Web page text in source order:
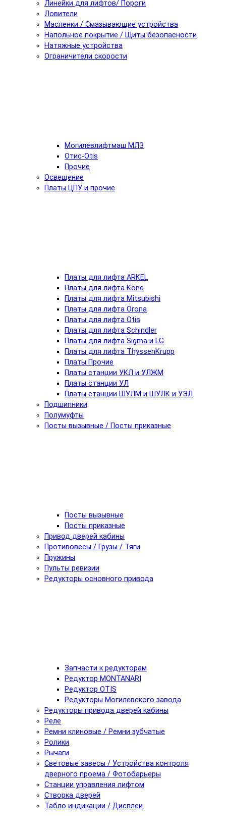
Линейки для лифтов/ Пороги
Ловители
Масленки / Смазывающие устройства
Напольное покрытие / Щиты безопасности
Натяжные устройства
Ограничители скорости
Могилевлифтмаш МЛЗ
Отис-Otis
Прочие
Освещение
Платы ЦПУ и прочие
Платы для лифта ARKEL
Платы для лифта Kone
Платы для лифта Mitsubishi
Платы для лифта Orona
Платы для лифта Otis
Платы для лифта Schindler
Платы для лифта Sigma и LG
Платы для лифта ThyssenKrupp
Платы Прочие
Платы станции УКЛ и УЛЖМ
Платы станции УЛ
Платы станции ШУЛМ и ШУЛК и УЭЛ
Подшипники
Полумуфты
Посты вызывные / Посты приказные
Посты вызывные
Посты приказные
Привод дверей кабины
Противовесы / Грузы / Тяги
Пружины
Пульты ревизии
Редукторы основного привода
Запчасти к редукторам
Редуктор MONTANARI
Редуктор OTIS
Редукторы Могилевского завода
Редукторы привода дверей кабины
Реле
Ремни клиновые / Ремни зубчатые
Ролики
Рычаги
Световые завесы / Устройства контроля
дверного проема / Фотобарьеры
Станции управления лифтом
Створка дверей
Табло индикации / Дисплеи